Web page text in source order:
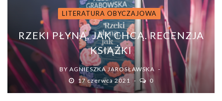
LITERATURA OBYCZAJOWA
RZEKI PŁYNĄ, JAK CHCĄ. RECENZJA
KSIĄŻKI
BY AGNIESZKA JAROSŁAWSKA
17 czerwca 2021
0